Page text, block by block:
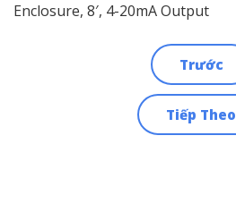
Enclosure, 8′, 4-20mA Output
Trước
Tiếp Theo